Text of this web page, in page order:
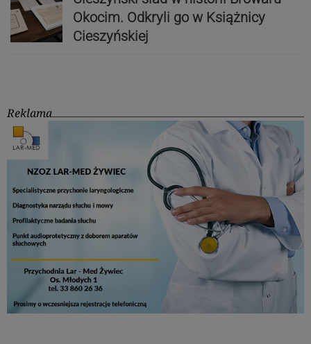
Okocim. Odkryli go w Książnicy
Cieszyńskiej
Reklama